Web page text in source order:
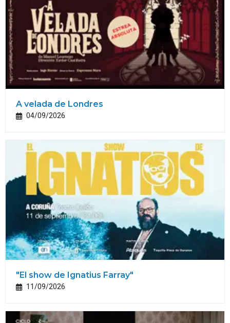
A velada de Londres
04/09/2026
"El show de Ignatius Farray"
11/09/2026